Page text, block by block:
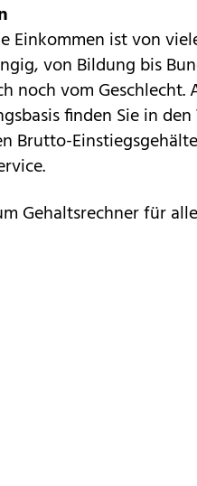
Einkommen ist von
von Bildung bis
noch vom Geschlecht.
finden Sie in
Brutto-
Gehaltsrechner für